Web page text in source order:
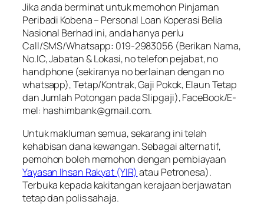
Jika anda berminat untuk memohon Pinjaman
Peribadi Kobena – Personal Loan Koperasi Belia
Nasional Berhadini, anda hanya perlu
Call/SMS/Whatsapp: 019-2983056 (Berikan Nama,
No.IC, Jabatan & Lokasi, no telefon pejabat, no
handphone (sekiranya no berlainan dengan no
whatsapp), Tetap/Kontrak, Gaji Pokok, Elaun Tetap
dan Jumlah Potongan pada Slipgaji), FaceBook/E-
mel: hashimbank@gmail.com.
Untuk makluman semua, sekarang ini telah
kehabisan dana kewangan. Sebagai alternatif,
pemohon boleh memohon dengan pembiayaan
Yayasan Ihsan Rakyat (YIR) atau Petronesa).
Terbuka kepada kakitangan kerajaan berjawatan
tetap dan polis sahaja.